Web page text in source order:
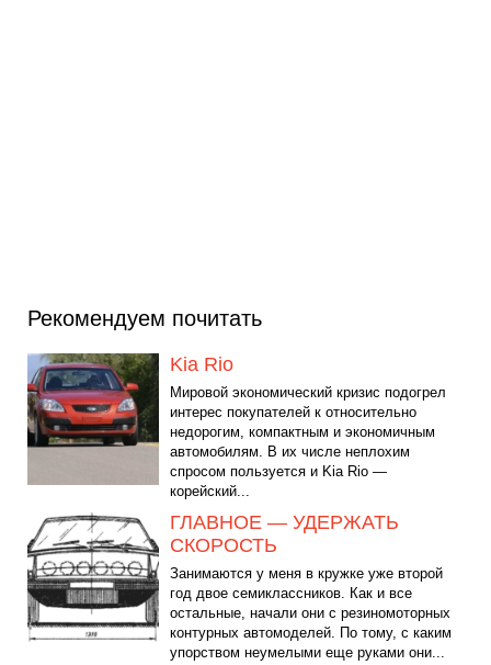
Рекомендуем почитать
Kia Rio
Мировой экономический кризис подогрел
интерес покупателей к относительно
недорогим, компактным и экономичным
автомобилям. В их числе неплохим
спросом пользуется и Kia Rio —
корейский...
ГЛАВНОЕ — УДЕРЖАТЬ
СКОРОСТЬ
Занимаются у меня в кружке уже второй
год двое семиклассников. Как и все
остальные, начали они с резиномоторных
контурных автомоделей. По тому, с каким
упорством неумелыми еще руками они...